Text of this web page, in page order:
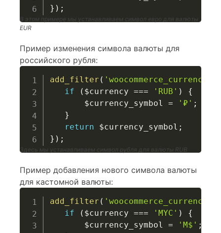
} ) ;
В этом примере мы устанавливаем символ евро для валюты
EUR
Пример изменения символа валюты для
российского рубля:
add_filter (
if
( $currency === 'RUB' )
{
$currency_symbol
= '₽' ;
}
return
$currency_symbol ;
} ) ;
Здесь мы устанавливаем символ рубля для валюты RUB
Пример добавления нового символа валюты
для кастомной валюты:
add_filter (
if
( $currency === 'MYC' )
{
$currency_symbol
= 'M$' ;